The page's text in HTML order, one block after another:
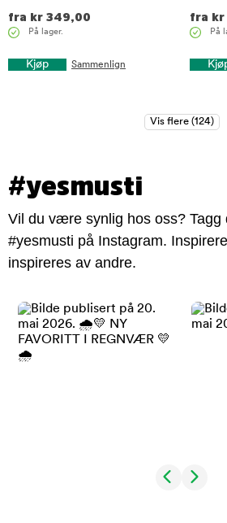
fra kr 349,00
På lager.
Kjøp Sammenlign
fra kr
På
#yesmusti
Vil du være synlig hos oss? Tagg
#yesmusti på Instagram.
inspireres av andre.